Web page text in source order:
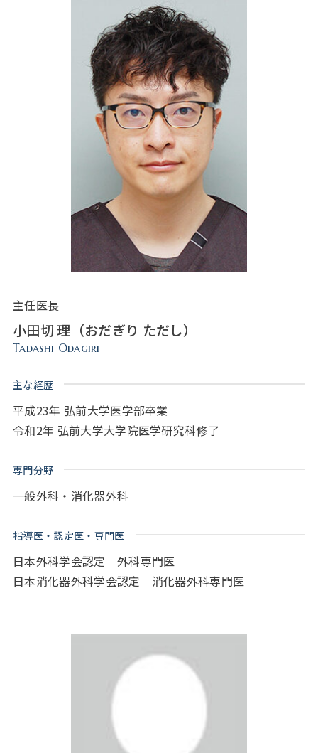
主任医長
小田切 理（おだぎり ただし）
Tadashi Odagiri
主な経歴
平成23年 弘前大学医学部卒業
令和2年 弘前大学大学院医学研究科修了
専門分野
一般外科・消化器外科
指導医・認定医・専門医
日本外科学会認定 外科専門医
日本消化器外科学会認定 消化器外科専門医